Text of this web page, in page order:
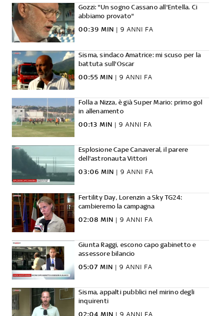
Gozzi: "Un sogno Cassano all'Entella. Ci
abbiamo provato"
00:39 MIN | 9 ANNI FA
Sisma, sindaco Amatrice: mi scuso per la
battuta sull'Oscar
00:55 MIN | 9 ANNI FA
Folla a Nizza, è già Super Mario: primo gol
in allenamento
00:13 MIN | 9 ANNI FA
Esplosione Cape Canaveral, il parere
dell'astronauta Vittori
03:06 MIN | 9 ANNI FA
Fertility Day, Lorenzin a Sky TG24:
cambieremo la campagna
02:08 MIN | 9 ANNI FA
Giunta Raggi, escono capo gabinetto e
assessore bilancio
05:07 MIN | 9 ANNI FA
Sisma, appalti pubblici nel mirino degli
inquirenti
02:04 MIN | 9 ANNI FA